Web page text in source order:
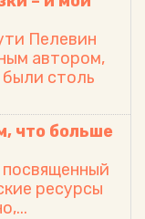
Пелевин
автором,
столь
что больше
посвященный
ресурсы